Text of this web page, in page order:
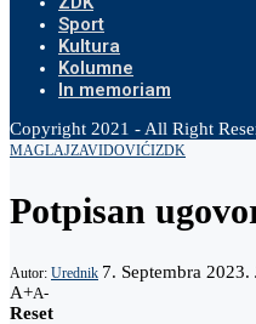
Sport
Kultura
Kolumne
In memoriam
Copyright 2021 - All Right
MAGLAJZAVIDOVIĆIZDK
Potpisan
Autor: Urednik 7. Septembra 2023.
A+A-
Reset